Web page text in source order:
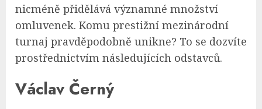
nicméně přidělává významné množství
omluvenek. Komu prestižní mezinárodní
turnaj pravděpodobně unikne? To se dozvíte
prostřednictvím následujících odstavců.
Václav Černý